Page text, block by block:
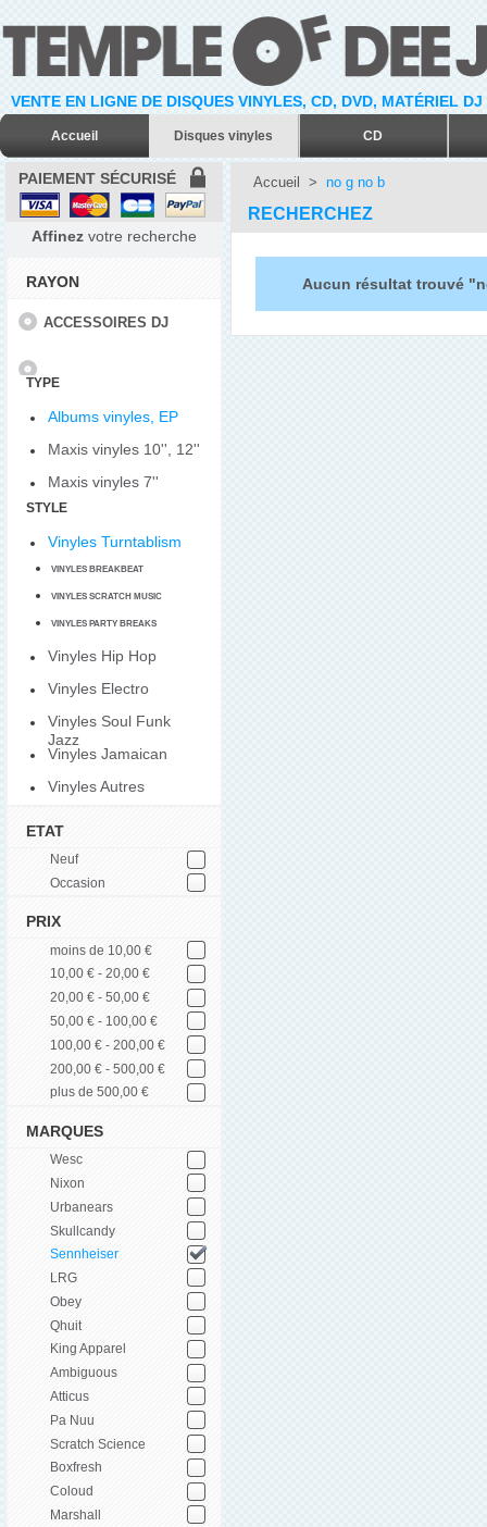
VENTE EN LIGNE DE DISQUES VINYLES, CD, DVD, MATÉRIEL
Accueil Disques vinyles CD
PAIEMENT SÉCURISÉ
Affinez votre recherche
RAYON
ACCESSOIRES DJ
TYPE
Albums vinyles, EP
Maxis vinyles 10'', 12''
Maxis vinyles 7''
STYLE
Vinyles Turntablism
VINYLES BREAKBEAT
VINYLES SCRATCH MUSIC
VINYLES PARTY BREAKS
Vinyles Hip Hop
Vinyles Electro
Vinyles Soul Funk
Jazz
Vinyles Jamaican
Vinyles Autres
ETAT
Neuf
Occasion
PRIX
moins de 10,00 €
10,00 € - 20,00 €
20,00 € - 50,00 €
50,00 € - 100,00 €
100,00 € - 200,00 €
200,00 € - 500,00 €
plus de 500,00 €
MARQUES
Wesc
Nixon
Urbanears
Skullcandy
Sennheiser
LRG
Obey
Qhuit
King Apparel
Ambiguous
Atticus
Pa Nuu
Scratch Science
Boxfresh
Coloud
Marshall
Accueil > no g no b
RECHERCHEZ
Aucun résultat trouvé